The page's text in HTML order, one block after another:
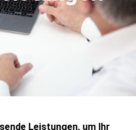
Leistungen, um Ihr